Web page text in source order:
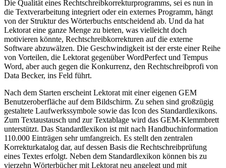
Die Qualität eines Rechtschreibkorrekturprogramms, sei es nun in
die Textverarbeitung integriert oder ein externes Programm, hängt
von der Struktur des Wörterbuchs entscheidend ab. Und da hat
Lektorat eine ganze Menge zu bieten, was vielleicht doch
motivieren könnte, Rechtschreibkorrekturen auf die externe
Software abzuwälzen. Die Geschwindigkeit ist der erste einer Reihe
von Vorteilen, die Lektorat gegenüber WordPerfect und Tempus
Word, aber auch gegen die Konkurrenz, den Rechtschreibprofi von
Data Becker, ins Feld führt.
Nach dem Starten erscheint Lektorat mit einer eigenen GEM
Benutzeroberfläche auf dem Bildschirm. Zu sehen sind großzügig
gestaltete Laufwerkssymbole sowie das Icon des Standardlexikons.
Zum Textaustausch und zur Textablage wird das GEM-Klemmbrett
unterstützt. Das Standardlexikon ist mit nach Handbuchinformation
110.000 Einträgen sehr umfangreich. Es stellt den zentralen
Korrekturkatalog dar, auf dessen Basis die Rechtschreibprüfung
eines Textes erfolgt. Neben dem Standardlexikon können bis zu
vierzehn Wörterbücher mit Lektorat neu angelegt und mit